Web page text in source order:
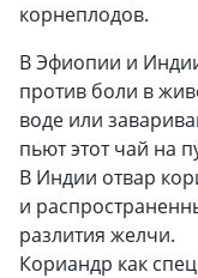
корнеплодов.
В Эфиопии и
против боли в
воде или
пьют этот чай на
В Индии отвар
и
разлития желчи.
Кориандр как